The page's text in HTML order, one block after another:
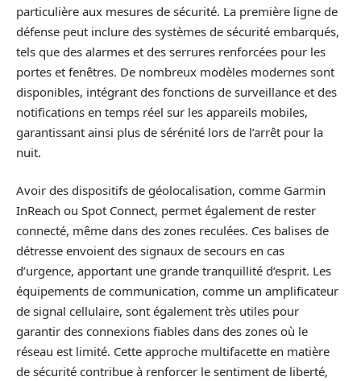
particulière aux mesures de sécurité. La première ligne de
défense peut inclure des systèmes de sécurité embarqués,
tels que des alarmes et des serrures renforcées pour les
portes et fenêtres. De nombreux modèles modernes sont
disponibles, intégrant des fonctions de surveillance et des
notifications en temps réel sur les appareils mobiles,
garantissant ainsi plus de sérénité lors de l’arrêt pour la
nuit.
Avoir des dispositifs de géolocalisation, comme Garmin
InReach ou Spot Connect, permet également de rester
connecté, même dans des zones reculées. Ces balises de
détresse envoient des signaux de secours en cas
d’urgence, apportant une grande tranquillité d’esprit. Les
équipements de communication, comme un amplificateur
de signal cellulaire, sont également très utiles pour
garantir des connexions fiables dans des zones où le
réseau est limité. Cette approche multifacette en matière
de sécurité contribue à renforcer le sentiment de liberté,